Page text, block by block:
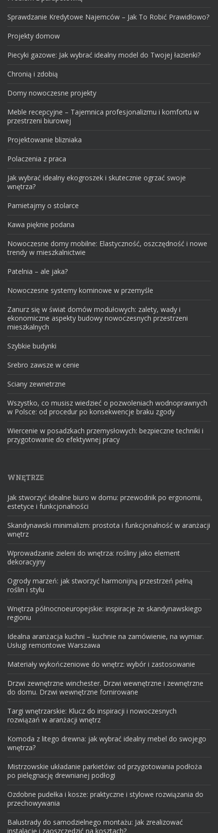
Sprawdzanie Kredytowe Najemców – Jak To Robić Prawidłowo?
Projekty domow
Piecyki gazowe: Jak wybrać idealny model do Twojej łazienki?
Chronią i zdobią
Domy nowoczesne projekty
Meble recepcyjne – Tajemnica profesjonalizmu i komfortu w
przestrzeni biurowej
Projektowanie blizniaka
Polaczenia z praca
Jak wybrać idealny ekogroszek i skutecznie ogrzać swoje
wnętrza?
Pamietajmy o stolarce
Kawa pięknie podana
Nowoczesne domy mobilne: Elastyczność, oszczędność i nowe
trendy w mieszkalnictwie
Patelnia – ale jaka?
Nowoczesne systemy kominowe w przemyśle
Zanurz się w świat domów modułowych: zalety, wady i
ekonomiczne aspekty budowy nowoczesnych przestrzeni
mieszkalnych
Szybkie budynki
Srebro zawsze w cenie
Sciany zewnetrzne
Wszystko, co musisz wiedzieć o pozwoleniach wodnoprawnych
w Polsce: od procedur po konsekwencje braku zgody
Wiercenie w posadzkach przemysłowych: bezpieczne techniki i
przygotowanie do efektywnej pracy
WNĘTRZE
Jak stworzyć idealne biuro w domu: przewodnik po ergonomii,
estetyce i funkcjonalności
Skandynawski minimalizm: prostota i funkcjonalność w aranżacji
wnętrz
Wprowadzanie zieleni do wnętrza: rośliny jako element
dekoracyjny
Ogrody marzeń: jak stworzyć harmonijną przestrzeń pełną
roślin i stylu
Wnętrza północnoeuropejskie: inspiracje ze skandynawskiego
regionu
Idealna aranżacja kuchni – kuchnie na zamówienie, na wymiar.
Usługi remontowe Warszawa
Materiały wykończeniowe do wnętrz: wybór i zastosowanie
Drzwi zewnętrzne winchester. Drzwi wewnętrzne i zewnętrzne
do domu. Drzwi wewnętrzne fornirowane
Targi wnętrzarskie: Klucz do inspiracji i nowoczesnych
rozwiązań w aranżacji wnętrz
Komoda z litego drewna: jak wybrać idealny mebel do swojego
wnętrza?
Mistrzowskie układanie parkietów: od przygotowania podłoża
po pielęgnację drewnianej podłogi
Ozdobne pudełka i kosze: praktyczne i stylowe rozwiązania do
przechowywania
Balustrady do samodzielnego montażu: Jak zrealizować
instalację i zaoszczędzić na kosztach?